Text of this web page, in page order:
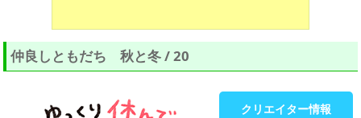
仲良しともだち 秋と冬 / 20
クリエイター情報